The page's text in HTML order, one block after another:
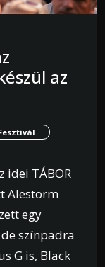
az
idei TÁBOR
Alestorm
egy
színpadra
G is, Black